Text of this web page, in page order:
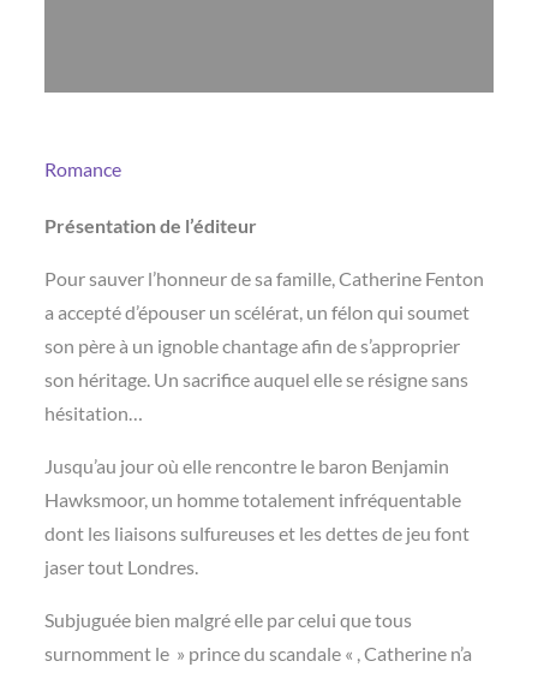
Romance
Présentation de l’éditeur
Pour sauver l’honneur de sa famille, Catherine Fenton
a accepté d’épouser un scélérat, un félon qui soumet
son père à un ignoble chantage afin de s’approprier
son héritage. Un sacrifice auquel elle se résigne sans
hésitation…
Jusqu’au jour où elle rencontre le baron Benjamin
Hawksmoor, un homme totalement infréquentable
dont les liaisons sulfureuses et les dettes de jeu font
jaser tout Londres.
Subjuguée bien malgré elle par celui que tous
surnomment le » prince du scandale « , Catherine n’a